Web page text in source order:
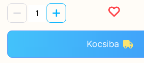
Kocsiba